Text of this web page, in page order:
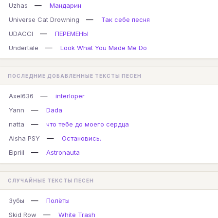
Uzhas
—
Мандарин
Universe Cat Drowning
—
Так себе песня
UDACCI
—
ПЕРЕМЕНЫ
Undertale
— Look What You Made Me Do
ПОСЛЕДНИЕ ДОБАВЛЕННЫЕ ТЕКСТЫ ПЕСЕН
Axel636 —
interloper
Yann
—
Dada
natta
—
что тебе до моего сердца
Aisha PSY
—
Остановись.
Eipriil
— Astronauta
СЛУЧАЙНЫЕ ТЕКСТЫ ПЕСЕН
Зубы —
Полёты
Skid Row
— White Trash